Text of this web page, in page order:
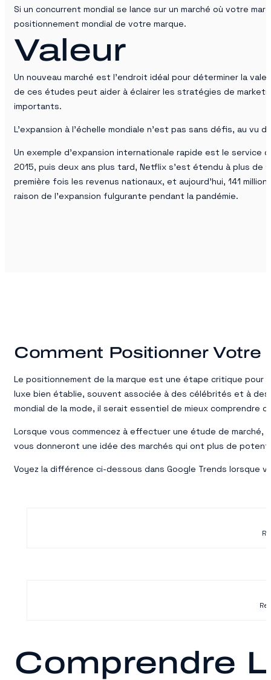
Si un concurrent mondial se lance sur un marché où votre
positionnement mondial de votre marque.
Valeur
Un nouveau marché est l’endroit idéal pour déterminer la
de ces études peut aider à éclairer les stratégies de
importants.
L’expansion à l’échelle mondiale n’est pas sans défis, au vu
Un exemple d’expansion internationale rapide est le
2015, puis deux ans plus tard, Netflix s’est étendu à plus
première fois les revenus nationaux, et aujourd’hui, 141
raison de l’expansion fulgurante pendant la pandémie.
Comment Positionner Votre
Le positionnement de la marque est une étape critique pour
luxe bien établie, souvent associée à des célébrités et à
mondial de la mode, il serait essentiel de mieux comprendre
Lorsque vous commencez à effectuer une étude de
vous donneront une idée des marchés qui ont plus de
Voyez la différence ci-dessous dans Google Trends lorsque
Comprendre